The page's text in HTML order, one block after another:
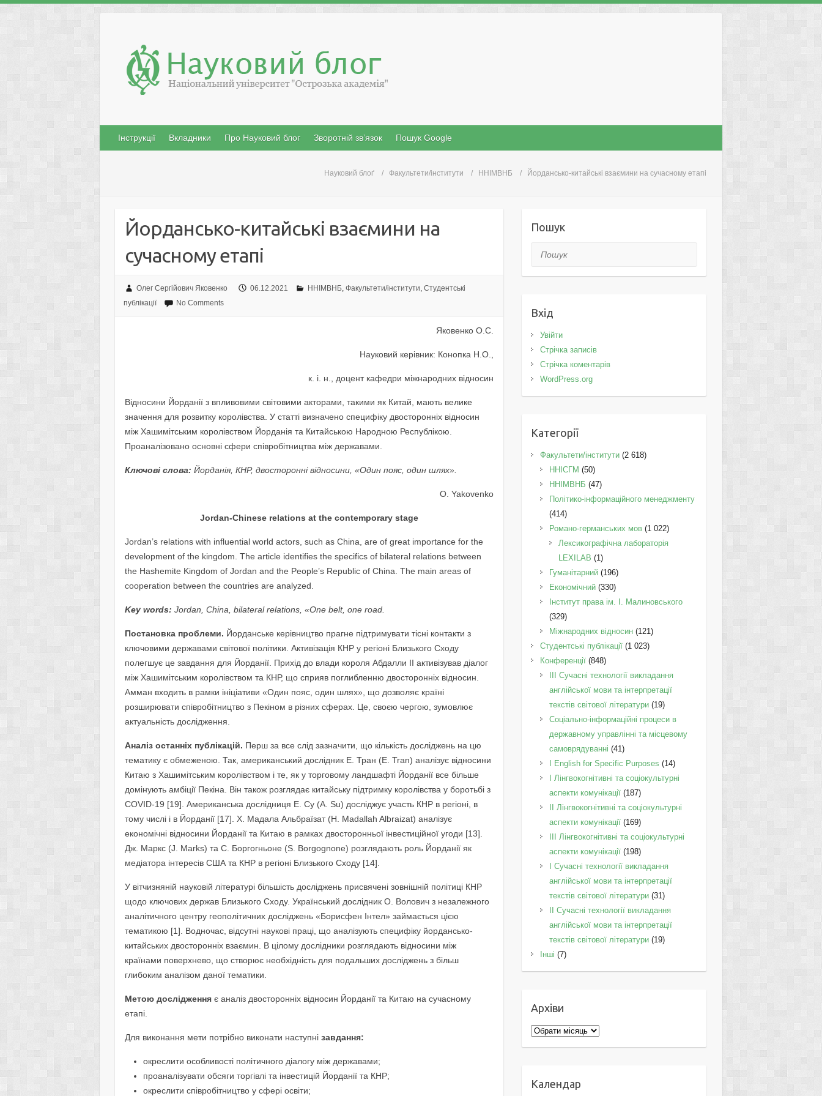
content
Інструкції Вкладники Про Науковий блог Зворотній зв’язок Пошук Google
Науковий блоґ Факультети/інститути ННІМВНБ Йордансько-китайські взаємини на сучасному етапі
Йордансько-китайські взаємини на
сучасному етапі
Олег Сергійович Яковенко 06.12.2021 ННІМВНБ, Факультети/інститути, Студентські
публікації
No Comments
Яковенко О.С.
Науковий керівник: Конопка Н.О.,
к. і. н., доцент кафедри міжнародних відносин
Відносини Йорданії з впливовими світовими акторами, такими як Китай, мають велике
значення для розвитку королівства. У статті визначено специфіку двосторонніх відносин
між Хашимітським королівством Йорданія та Китайською Народною Республікою.
Проаналізовано основні сфери співробітництва між державами.
Ключові слова: Йорданія, КНР, двосторонні відносини, «Один пояс, один шлях».
O. Yakovenko
Jordan-Chinese relations at the contemporary stage
Jordan’s relations with influential world actors, such as China, are of great importance for the
development of the kingdom. The article identifies the specifics of bilateral relations between
the Hashemite Kingdom of Jordan and the People’s Republic of China. The main areas of
cooperation between the countries are analyzed.
Key words: Jordan, China, bilateral relations, «One belt, one road.
Постановка проблеми. Йорданське керівництво прагне підтримувати тісні контакти з
ключовими державами світової політики. Активізація КНР у регіоні Близького Сходу
полегшує це завдання для Йорданії. Прихід до влади короля Абдалли II активізував діалог
між Хашимітським королівством та КНР, що сприяв поглибленню двосторонніх відносин.
Амман входить в рамки ініціативи «Один пояс, один шлях», що дозволяє країні
розширювати співробітництво з Пекіном в різних сферах. Це, своєю чергою, зумовлює
актуальність дослідження.
Аналіз останніх публікацій. Перш за все слід зазначити, що кількість досліджень на цю
тематику є обмеженою. Так, американський дослідник Е. Тран (E. Tran) аналізує відносини
Китаю з Хашимітським королівством і те, як у торговому ландшафті Йорданії все більше
домінують амбіції Пекіна. Він також розглядає китайську підтримку королівства у боротьбі з
COVID-19 [19]. Американська дослідниця Е. Су (A. Su) досліджує участь КНР в регіоні, в
тому числі і в Йорданії [17]. Х. Мадала Альбраїзат (H. Madallah Albraizat) аналізує
економічні відносини Йорданії та Китаю в рамках двосторонньої інвестиційної угоди [13].
Дж. Маркс (J. Marks) та С. Боргогньоне (S. Borgognone) розглядають роль Йорданії як
медіатора інтересів США та КНР в регіоні Близького Сходу [14].
У вітчизняній науковій літературі більшість досліджень присвячені зовнішній політиці КНР
щодо ключових держав Близького Сходу. Український дослідник О. Волович з незалежного
аналітичного центру геополітичних досліджень «Борисфен Інтел» займається цією
тематикою [1]. Водночас, відсутні наукові праці, що аналізують специфіку йордансько-
китайських двосторонніх взаємин. В цілому дослідники розглядають відносини між
країнами поверхнево, що створює необхідність для подальших досліджень з більш
глибоким аналізом даної тематики.
Метою дослідженняє аналіз двосторонніх відносин Йорданії та Китаю на сучасному
етапі.
Для виконання мети потрібно виконати наступнізавдання:
окреслити особливості політичного діалогу між державами;
проаналізувати обсяги торгівлі та інвестицій Йорданії та КНР;
окреслити співробітництво у сфері освіти;
Пошук
Пошук
Вхід
Увійти
Стрічка записів
Стрічка коментарів
WordPress.org
Категорії
Факультети/інститути(2 618)
ННІСГМ (50)
ННІМВНБ (47)
Політико-інформаційного менеджменту
(414)
Романо-германських мов(1 022)
Лексикографічна лабораторія
LEXILAB (1)
Гуманітарний(196)
Економічний(330)
Інститут права ім. І. Малиновського
(329)
Міжнародних відносин(121)
Студентські публікації(1 023)
Конференції(848)
III Сучасні технології викладання
англійської мови та інтерпретації
текстів світової літератури(19)
Соціально-інформаційні процеси в
державному управлінні та місцевому
самоврядуванні (41)
І English for Specific Purposes (14)
I Лінгвокогнітивні та соціокультурні
аспекти комунікації(187)
IІ Лінгвокогнітивні та соціокультурні
аспекти комунікації(169)
IІI Лінгвокогнітивні та соціокультурні
аспекти комунікації(198)
I Cучасні технології викладання
англійської мови та інтерпретації
текстів світової літератури(31)
II Cучасні технології викладання
англійської мови та інтерпретації
текстів світової літератури(19)
Інші (7)
Архіви
Архіви
Календар